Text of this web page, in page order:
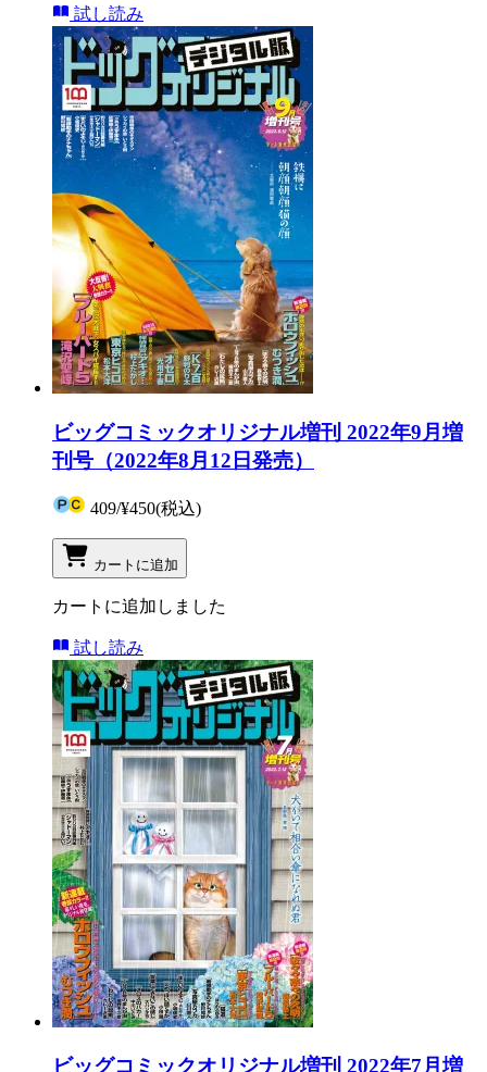
試し読み
ビッグコミックオリジナル増刊 2022年9月増
刊号（2022年8月12日発売）
409/¥450(税込)
カートに追加
カートに追加しました
試し読み
ビッグコミックオリジナル増刊 2022年7月増